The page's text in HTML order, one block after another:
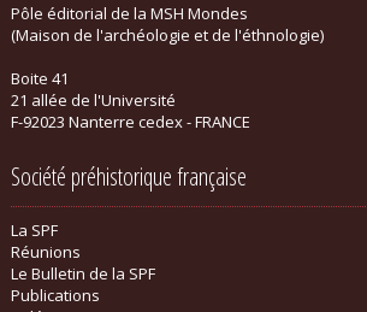
Pôle éditorial de la MSH Mondes
(Maison de l'archéologie et de l'éthnologie)
Boite 41
21 allée de l'Université
F-92023 Nanterre cedex - FRANCE
Société préhistorique française
La SPF
Réunions
Le Bulletin de la SPF
Publications